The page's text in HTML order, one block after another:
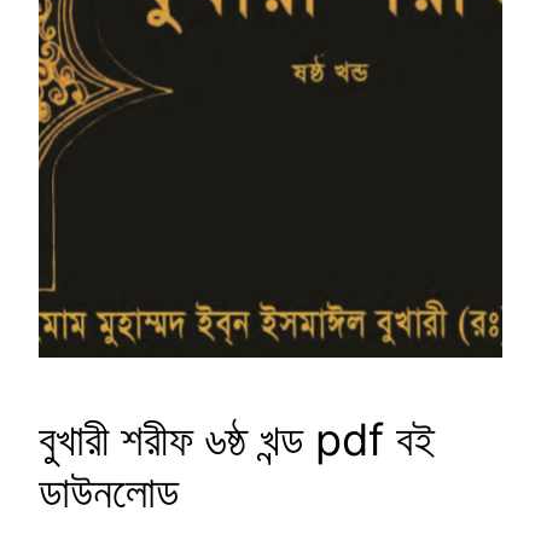
বুখারী শরীফ ৬ষ্ঠ খন্ড pdf বই
ডাউনলোড